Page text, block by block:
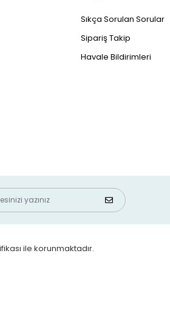
Sıkça Sorulan Sorular
Sipariş Takip
Havale Bildirimleri
ile korunmaktadır.